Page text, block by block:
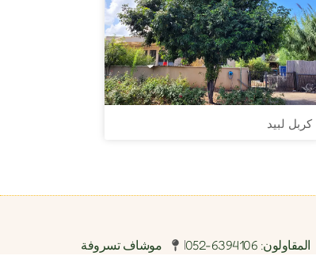
كربل لبيد
المقاولون: 6394106-052 موشاف تسروفة